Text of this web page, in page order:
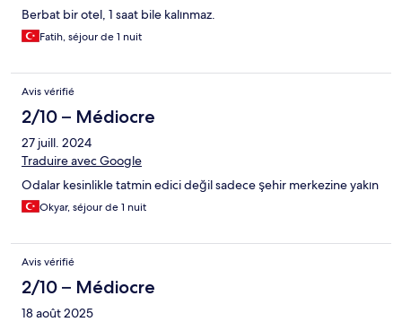
Berbat bir otel, 1 saat bile kalınmaz.
Fatih, séjour de 1 nuit
Avis vérifié
2/10 – Médiocre
27 juill. 2024
Traduire avec Google
Odalar kesinlikle tatmin edici değil sadece şehir merkezine yakın
Okyar, séjour de 1 nuit
Avis vérifié
2/10 – Médiocre
18 août 2025